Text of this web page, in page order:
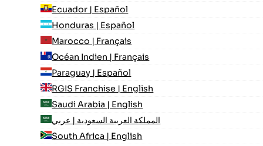
Ecuador | Español
Honduras | Español
Marocco | Français
Océan Indien | Français
Paraguay | Español
RGIS Franchise | English
Saudi Arabia | English
المملكة العربية السعودية | عربي
South Africa | English